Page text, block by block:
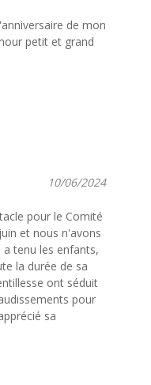
de mon
petit et grand
10/06/2024
pour le Comité
et nous n'avons
tenu les enfants,
la durée de sa
ont séduit
pour
sa